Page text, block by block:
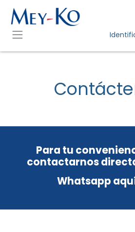
Para tu
contactarnos
Whatsapp